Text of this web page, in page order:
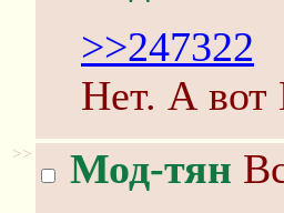
>>247322
Нет. А
>> Мод-тян